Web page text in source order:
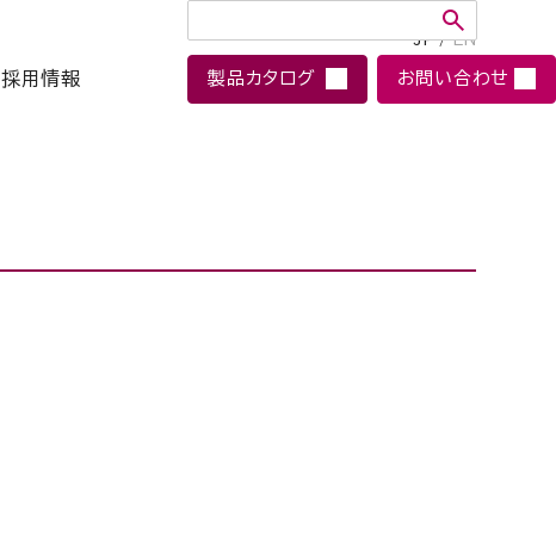
JP / EN
採用情報 製品カタログ お問い合わせ